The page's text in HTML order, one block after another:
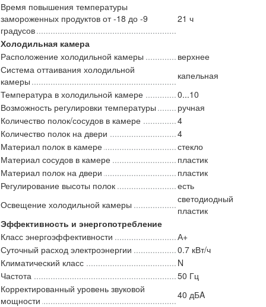
Время повышения температуры
замороженных продуктов от -18 до -9
градусов
21 ч
Холодильная камера
Расположение холодильной камеры
верхнее
Система оттаивания холодильной
камеры
капельная
Температура в холодильной камере
0...10
Возможность регулировки температуры
ручная
Количество полок/сосудов в камере
4
Количество полок на двери
4
Материал полок в камере
стекло
Материал сосудов в камере
пластик
Материал полок на двери
пластик
Регулирование высоты полок
есть
Освещение холодильной камеры
светодиодный
пластик
Эффективность и энергопотребление
Класс энергоэффективности
А+
Суточный расход электроэнергии
0.7 кВт/ч
Климатический класс
N
Частота
50 Гц
Корректированный уровень звуковой
мощности
40 дБA